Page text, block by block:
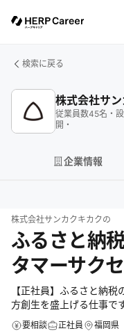
検索に戻る
株式会社サ
従業員数45名 ・
開 ・
企業情報
株式会社サンカクキカクの
ふるさと納
タマーサク
【正社員】ふるさと納
方創生を盛上げる仕事で
要相談 正社員 福岡県